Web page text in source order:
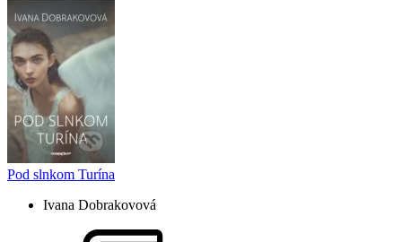
Pod slnkom Turína
Ivana Dobrakovová